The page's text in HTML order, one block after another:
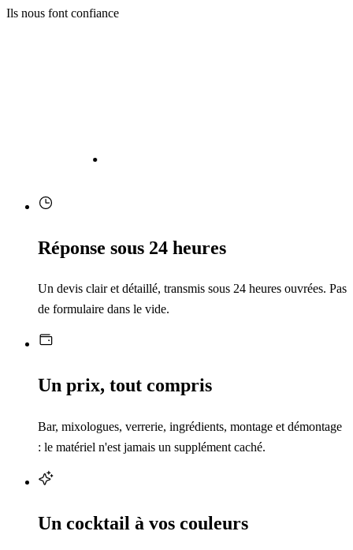
Ils nous font confiance
Réponse sous 24 heures
Un devis clair et détaillé, transmis sous 24 heures ouvrées. Pas
de formulaire dans le vide.
Un prix, tout compris
Bar, mixologues, verrerie, ingrédients, montage et démontage
: le matériel n'est jamais un supplément caché.
Un cocktail à vos couleurs